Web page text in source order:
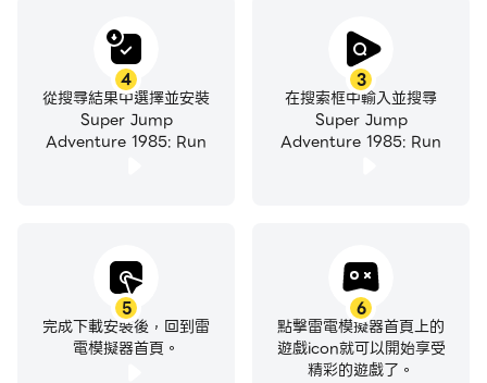
3
在搜索框中輸入並搜尋
Super Jump
Adventure 1985: Run
4
從搜尋結果中選擇並安裝
Super Jump
Adventure 1985: Run
5
完成下載安裝後，回到雷
電模擬器首頁。
6
點擊雷電模擬器首頁上的
遊戲icon就可以開始享受
精彩的遊戲了。